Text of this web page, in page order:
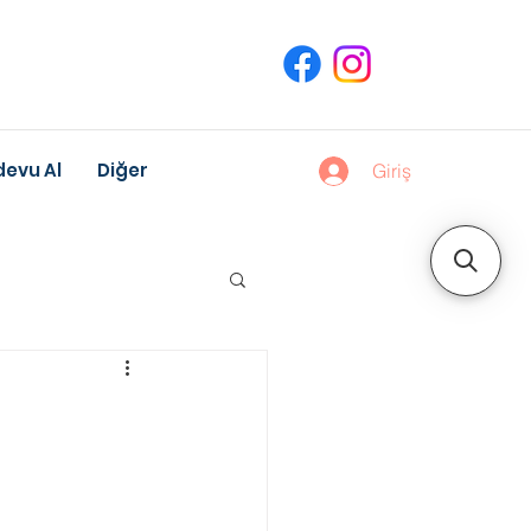
Al Diğer Giriş